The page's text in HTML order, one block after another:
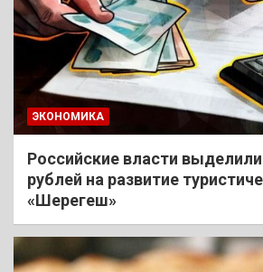
ЭКОНОМИКА
Российские власти
рублей на развитие
«Шерегеш»